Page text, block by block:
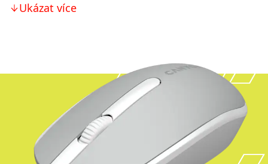
Ukázat více